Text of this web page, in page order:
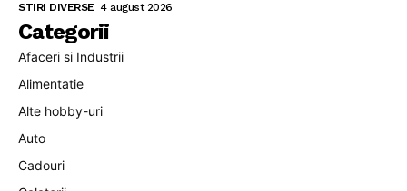
STIRI DIVERSE 4 august 2026
Categorii
Afaceri si Industrii
Alimentatie
Alte hobby-uri
Auto
Cadouri